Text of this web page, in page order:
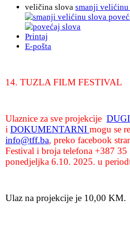
veličina slova smanji velićinu
Printaj
E-pošta
14. TUZLA FILM FESTIVAL
Ulaznice za sve projekcije
i DOKUMENTARNI mogu se
info@tff.ba, preko facebook
Festival i broja telefona +387
ponedjeljka 6.10. 2025. u
Ulaz na projekcije je 10,00 KM.